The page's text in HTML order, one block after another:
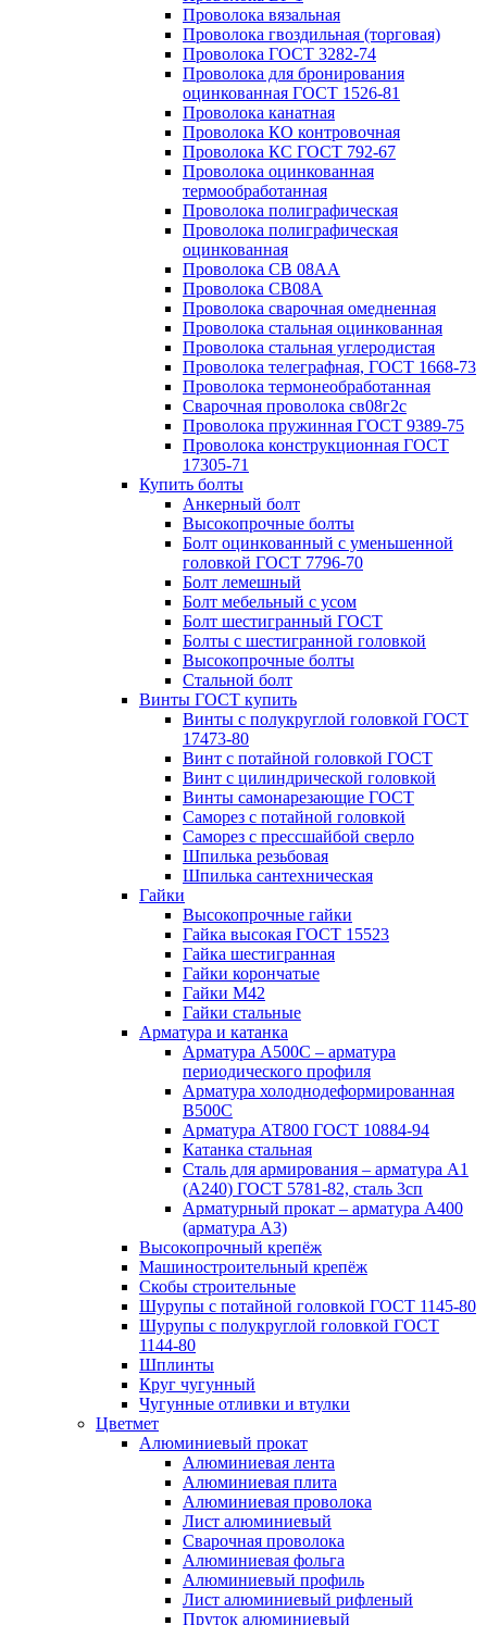
Проволока вязальная
Проволока гвоздильная (торговая)
Проволока ГОСТ 3282-74
Проволока для бронирования
оцинкованная ГОСТ 1526-81
Проволока канатная
Проволока КО контровочная
Проволока КС ГОСТ 792-67
Проволока оцинкованная
термообработанная
Проволока полиграфическая
Проволока полиграфическая
оцинкованная
Проволока СВ 08АА
Проволока СВ08А
Проволока сварочная омедненная
Проволока стальная оцинкованная
Проволока стальная углеродистая
Проволока телеграфная, ГОСТ 1668-73
Проволока термонеобработанная
Сварочная проволока св08г2с
Проволока пружинная ГОСТ 9389-75
Проволока конструкционная ГОСТ
17305-71
Купить болты
Анкерный болт
Высокопрочные болты
Болт оцинкованный с уменьшенной
головкой ГОСТ 7796-70
Болт лемешный
Болт мебельный с усом
Болт шестигранный ГОСТ
Болты с шестигранной головкой
Высокопрочные болты
Стальной болт
Винты ГОСТ купить
Винты с полукруглой головкой ГОСТ
17473-80
Винт с потайной головкой ГОСТ
Винт с цилиндрической головкой
Винты самонарезающие ГОСТ
Саморез с потайной головкой
Саморез с прессшайбой сверло
Шпилька резьбовая
Шпилька сантехническая
Гайки
Высокопрочные гайки
Гайка высокая ГОСТ 15523
Гайка шестигранная
Гайки корончатые
Гайки М42
Гайки стальные
Арматура и катанка
Арматура А500С – арматура
периодического профиля
Арматура холоднодеформированная
В500С
Арматура АТ800 ГОСТ 10884-94
Катанка стальная
Сталь для армирования – арматура А1
(А240) ГОСТ 5781-82, сталь 3сп
Арматурный прокат – арматура А400
(арматура А3)
Высокопрочный крепёж
Машиностроительный крепёж
Скобы строительные
Шурупы с потайной головкой ГОСТ 1145-80
Шурупы с полукруглой головкой ГОСТ
1144-80
Шплинты
Круг чугунный
Чугунные отливки и втулки
Цветмет
Алюминиевый прокат
Алюминиевая лента
Алюминиевая плита
Алюминиевая проволока
Лист алюминиевый
Сварочная проволока
Алюминиевая фольга
Алюминиевый профиль
Лист алюминиевый рифленый
Пруток алюминиевый